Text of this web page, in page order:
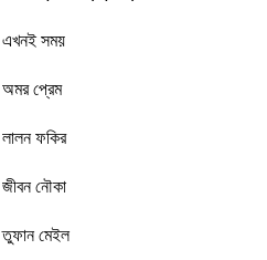
এখনই সময়
অমর প্রেম
লালন ফকির
জীবন নৌকা
তুফান মেইল